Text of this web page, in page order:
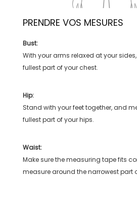
PRENDRE VOS MESURES
Bust:
With your arms relaxed at your
fullest part of your chest.
Hip:
Stand with your feet together, and
fullest part of your hips.
Waist:
Make sure the measuring tape fits
measure around the narrowest part